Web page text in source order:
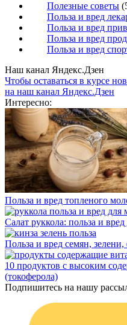
Полезные советы
Польза и вред
Польза и вред
Польза и вред
Польза и вред
Наш канал Яндекс.Дзен
Чтобы оставаться в курсе
на наш канал Яндекс.Дзен
Интересно:
Польза и вред топленого
Салат руккола: польза и
Польза и вред семян,
10 продуктов с высоким
(токоферола)
Подпишитесь на нашу